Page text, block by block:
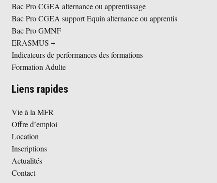
Bac Pro CGEA alternance ou apprentissage
Bac Pro CGEA support Equin alternance ou apprentis
Bac Pro GMNF
ERASMUS +
Indicateurs de performances des formations
Formation Adulte
Liens rapides
Vie à la MFR
Offre d’emploi
Location
Inscriptions
Actualités
Contact